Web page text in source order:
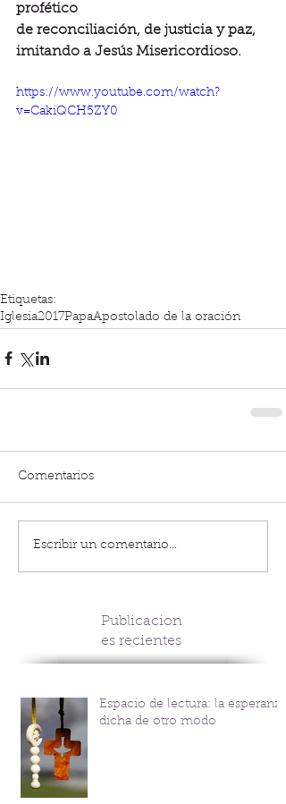
profético
de reconciliación, de justicia y paz,
imitando a Jesús Misericordioso.
https://www.youtube.com/watch?
v=CakiQCH5ZY0
Etiquetas:
Iglesia2017PapaApostolado de la oración
Comentarios
Escribir un comentario...
Publicacion
es recientes
Espacio de lectura: la esperanza
dicha de otro modo